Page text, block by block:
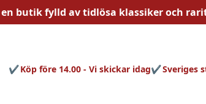
butik fylld avtidlösa klassiker och
Köp före 14.00 - Vi skickar idag Sveriges